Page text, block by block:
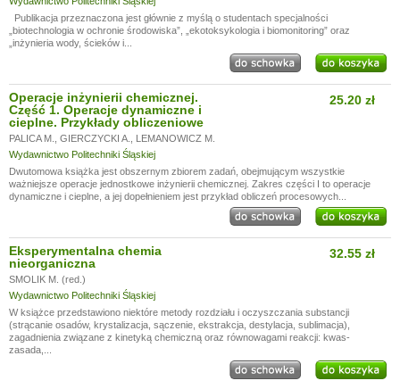
Publikacja przeznaczona jest głównie z myślą o studentach specjalności
„biotechnologia w ochronie środowiska”, „ekotoksykologia i biomonitoring” oraz
„inżynieria wody, ścieków i...
Operacje inżynierii chemicznej.
Część 1. Operacje dynamiczne i
cieplne. Przykłady obliczeniowe
PALICA M. GIERCZYCKI A.
LEMANOWICZ M.
Wydawnictwo Politechniki Śląskiej
25.20 zł
Dwutomowa książka jest obszernym zbiorem zadań, obejmującym wszystkie
ważniejsze operacje jednostkowe inżynierii chemicznej. Zakres części I to operacje
dynamiczne i cieplne, a jej dopełnieniem jest przykład obliczeń procesowych...
Eksperymentalna chemia
nieorganiczna
SMOLIK M. (red.)
Wydawnictwo Politechniki Śląskiej
32.55 zł
W książce przedstawiono niektóre metody rozdziału i oczyszczania substancji
(strącanie osadów, krystalizacja, sączenie, ekstrakcja, destylacja, sublimacja),
zagadnienia związane z kinetyką chemiczną oraz równowagami reakcji: kwas-
zasada,...